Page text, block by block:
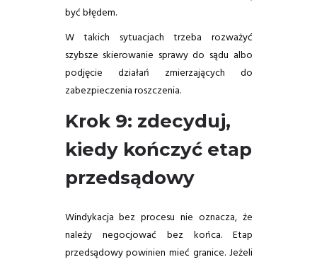
być błędem.
W takich sytuacjach trzeba rozważyć
szybsze skierowanie sprawy do sądu albo
podjęcie działań zmierzających do
zabezpieczenia roszczenia.
Krok 9: zdecyduj,
kiedy kończyć etap
przedsądowy
Windykacja bez procesu nie oznacza, że
należy negocjować bez końca. Etap
przedsądowy powinien mieć granice. Jeżeli